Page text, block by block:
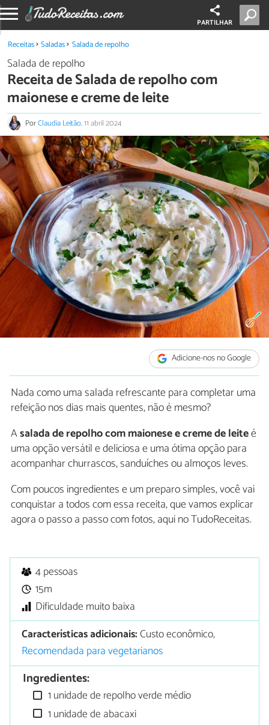
PARTILHAR
Receitas Saladas Salada de repolho
Salada de repolho
Receita de Salada de repolho com
maionese e creme de leite
PorClaudia Leitão.11 abril 2024
Adicione-nos no Google
Nada como uma salada refrescante para completar uma
refeição nos dias mais quentes, não é mesmo?
Asalada de repolho com maionese e creme de leiteé
uma opção versátil e deliciosa e uma ótima opção para
acompanhar churrascos, sanduíches ou almoços leves.
Com poucos ingredientes e um preparo simples, você vai
conquistar a todos com essa receita, que vamos explicar
agora o passo a passo com fotos, aqui no TudoReceitas.
4 pessoas
15m
Dificuldade muito baixa
Características adicionais:Custo econômico,
Recomendada para vegetarianos
Ingredientes:
1 unidade de repolho verde médio
1 unidade de abacaxi